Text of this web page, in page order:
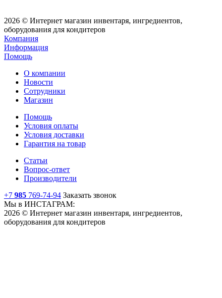
2026 © Интернет магазин инвентаря, ингредиентов,
оборудования для кондитеров
Компания
Информация
Помощь
О компании
Новости
Сотрудники
Магазин
Помощь
Условия оплаты
Условия доставки
Гарантия на товар
Статьи
Вопрос-ответ
Производители
+7 985 769-74-94 Заказать звонок
Мы в ИНСТАГРАМ:
2026 © Интернет магазин инвентаря, ингредиентов,
оборудования для кондитеров